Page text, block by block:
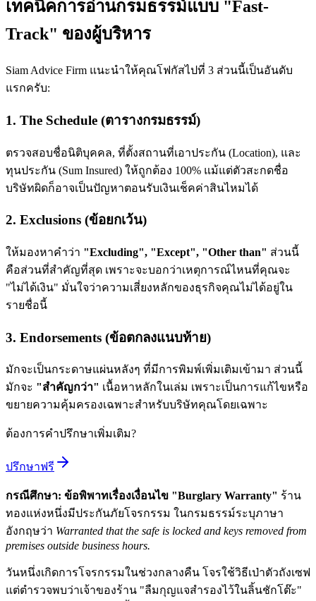
เทคนิคการอ่านกรมธรรม์แบบ "Fast-
Track" ของผู้บริหาร
Siam Advice Firm แนะนำให้คุณโฟกัสไปที่ 3 ส่วนนี้เป็นอันดับ
แรกครับ:
1. The Schedule (ตารางกรมธรรม์)
ตรวจสอบชื่อนิติบุคคล, ที่ตั้งสถานที่เอาประกัน (Location), และ
ทุนประกัน (Sum Insured) ให้ถูกต้อง 100% แม้แต่ตัวสะกดชื่อ
บริษัทผิดก็อาจเป็นปัญหาตอนรับเงินเช็คค่าสินไหมได้
2. Exclusions (ข้อยกเว้น)
ให้มองหาคำว่า "Excluding", "Except", "Other than" ส่วนนี้
คือส่วนที่สำคัญที่สุด เพราะจะบอกว่าเหตุการณ์ไหนที่คุณจะ
"ไม่ได้เงิน" มั่นใจว่าความเสี่ยงหลักของธุรกิจคุณไม่ได้อยู่ใน
รายชื่อนี้
3. Endorsements (ข้อตกลงแนบท้าย)
มักจะเป็นกระดาษแผ่นหลังๆ ที่มีการพิมพ์เพิ่มเติมเข้ามา ส่วนนี้
มักจะ "สำคัญกว่า" เนื้อหาหลักในเล่ม เพราะเป็นการแก้ไขหรือ
ขยายความคุ้มครองเฉพาะสำหรับบริษัทคุณโดยเฉพาะ
ต้องการคำปรึกษาเพิ่มเติม?
ปรึกษาฟรี
กรณีศึกษา: ข้อพิพาทเรื่องเงื่อนไข "Burglary Warranty" ร้าน
ทองแห่งหนึ่งมีประกันภัยโจรกรรม ในกรมธรรม์ระบุภาษา
อังกฤษว่า Warranted that the safe is locked and keys removed from
premises outside business hours.
วันหนึ่งเกิดการโจรกรรมในช่วงกลางคืน โจรใช้วิธีเป่าตัวถังเซฟ
แต่ตำรวจพบว่าเจ้าของร้าน "ลืมกุญแจสำรองไว้ในลิ้นชักโต๊ะ"